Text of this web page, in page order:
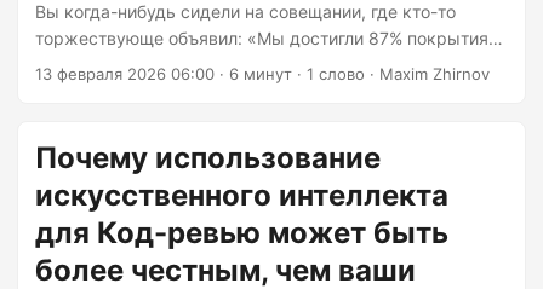
Вы когда-нибудь сидели на совещании, где кто-то
торжествующе объявил: «Мы достигли 87% покрытия
кода тестами!»? Все кивают с одобрением, словно
обнаружить с помощью надлежащего теста,
пробралась в продакшн. Добро пожаловать в парадокс
покрытия кода — метрику, которая заставляет вас
чувствовать себя продуктивным, пока ваше
программное обеспечение тихо разваливается.
Позвольте мне быть brutally честным: покрытие кода
13 февраля 2026 06:00 · 6 минут · 1 слово · Maxim Zhirnov
Почему использование
искусственного интеллекта
для Код-ревью может быть
более честным, чем ваши